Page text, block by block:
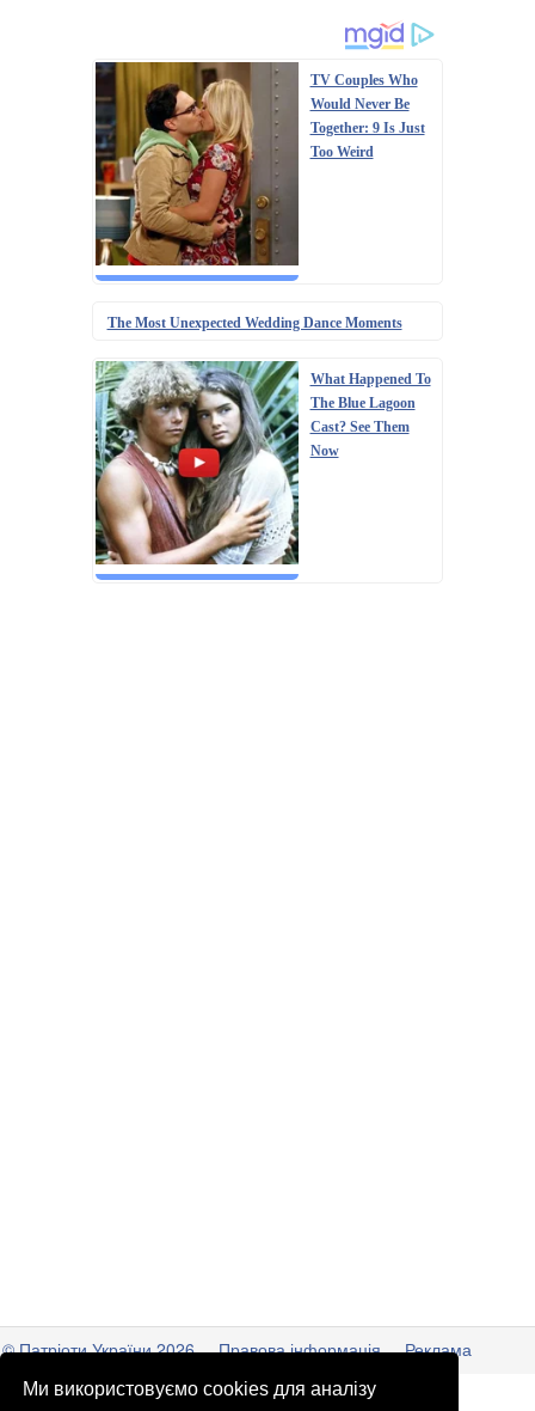
Ми використовуємо cookies для аналізу
TV Couples Who
Would Never Be
Together: 9 Is Just
Too Weird
The Most Unexpected Wedding Dance Moments
What Happened To
The Blue Lagoon
Cast? See Them
Now
© Патріоти України 2026 Правова інформація
Реклама
info@patrioty.org.ua